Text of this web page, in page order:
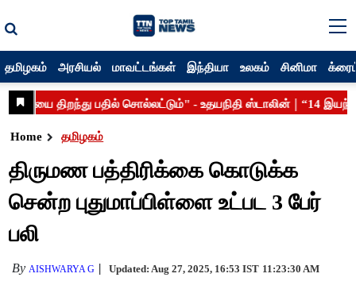
தமிழகம் அரசியல் மாவட்டங்கள் இந்தியா உலகம் சினிமா
Home தமிழகம்
திருமண பத்திரிக்கை கொடுக்க
சென்ற புதுமாப்பிள்ளை உட்பட 3 பேர்
பலி
By AISHWARYA G Updated: Aug 27, 2025, 16:53 IST 11:23:30 AM